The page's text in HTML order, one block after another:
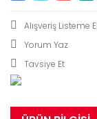
Yorum Yaz
Tavsiye Et